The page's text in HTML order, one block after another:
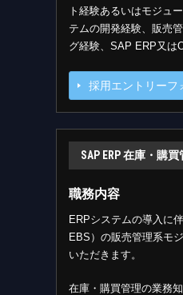
ト経験あるいはモジュ
テムの開発経験、販売
グ経験、SAP ERP又は
採用エントリーフ
SAP ERP 在庫・購
職務内容
ERPシステムの導入に
EBS）の販売管理系モ
いただきます。
在庫・購買管理の業務